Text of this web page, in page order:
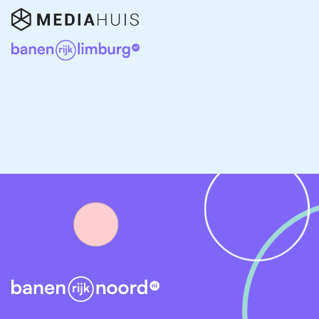
Groningen?
Werken als office manager in Groningen betekent
werken in een afwisselende, verantwoordelijke en
Veel contact met collega’s, klanten en
management
Ruimte voor persoonlijke groei en opleidingen
Goede arbeidsvoorwaarden en
Werken in een provincie met volop bedrijvigheid en